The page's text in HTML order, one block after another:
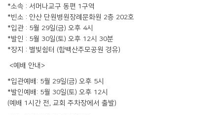
*소속 : 서머나교구 동편 1구역
*빈소 : 안산 단원병원장례문화원 2층 202호
*입관 : 5월 29일(금) 오후 4시
*발인 : 5월 30일(토) 오후 12시 30분
*장지 : 별빛쉼터 (함백산추모공원 경유)
<예배 안내>
*입관예배: 5월 29일(금) 오후 5시
*발인예배: 5월 30일(토) 오후 12시
(예배 1시간 전, 교회 주차장에서 출발)